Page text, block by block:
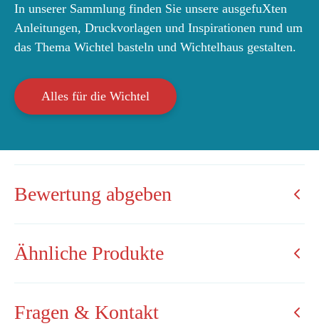
In unserer Sammlung finden Sie unsere ausgefuXten
Anleitungen, Druckvorlagen und Inspirationen rund um
das Thema Wichtel basteln und Wichtelhaus gestalten.
Alles für die Wichtel
Bewertung abgeben
Ähnliche Produkte
Fragen & Kontakt